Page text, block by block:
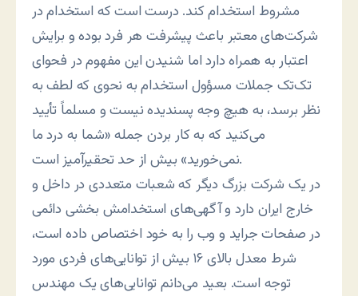
مشروط استخدام کند. درست است که استخدام در
شرکت‌های معتبر باعث پیشرفت هر فرد بوده و برایش
اعتبار به همراه دارد اما شنیدن این مفهوم در فحوای
تک‌تک جملات مسؤول استخدام به نحوی که لطف به
نظر برسد، به هیچ وجه پسندیده نیست و مسلماً تأیید
می‌کنید که به کار بردن جمله «شما به درد ما
نمی‌خورید» بیش از حد تحقیرآمیز است.
در یک شرکت بزرگ دیگر که شعبات متعددی در داخل و
خارج ایران دارد و آگهی‌های استخدامش بخشی دائمی
در صفحات جراید و وب را به خود اختصاص داده است،
شرط معدل بالای ۱۶ بیش از توانایی‌های فردی مورد
توجه است. بعید می‌دانم توانایی‌های یک مهندس